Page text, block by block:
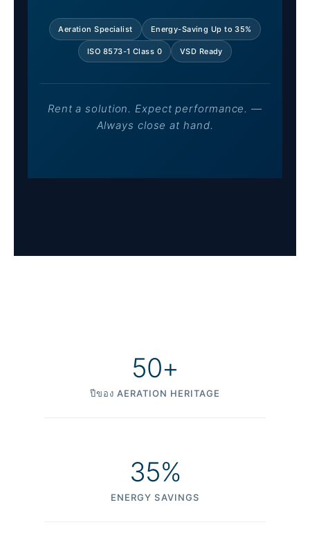
Aeration Specialist Energy-Saving Up to 35%
ISO 8573-1 Class 0 VSD Ready
Rent a solution. Expect performance. —
Always close at hand.
50+
ปีของ AERATION HERITAGE
35%
ENERGY SAVINGS